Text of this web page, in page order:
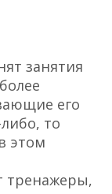
занятия
его
то
этом
тренажеры,